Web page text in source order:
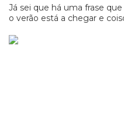
Já sei que há uma frase
o verão está a chegar e